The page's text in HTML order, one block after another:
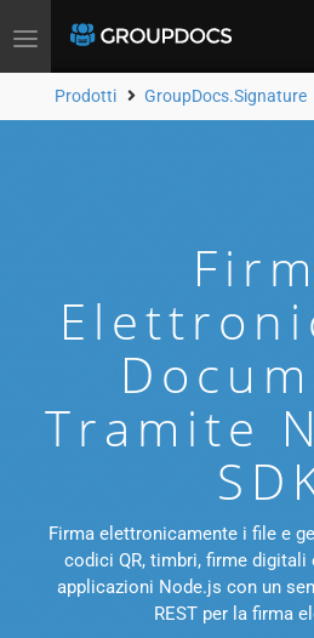
Attiva/disattiva
navigazione
Prodotti GroupDocs.Signature
Tramite
Firma elettronicamente i file e
codici QR, timbri, firme digitali
applicazioni Node.js con un
REST per la firma